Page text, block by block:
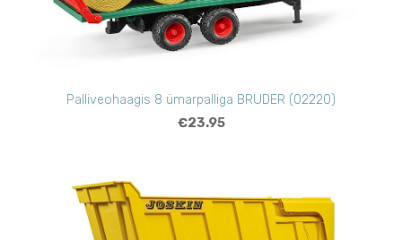
Palliveohaagis 8 ümarpalliga BRUDER (02220)
€23.95